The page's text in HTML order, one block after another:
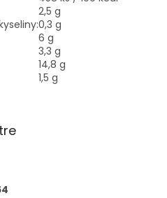
2,5 g
0,3 g
6 g
3,3 g
14,8 g
1,5 g